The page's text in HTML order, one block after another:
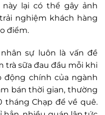
lại có thể gây ảnh
nghiệm khách hàng
điểm.
sự luôn là vấn đề
trà sữa đau đầu mỗi khi
động chính của ngành
bán thời gian, thường
Chạp để về quê.